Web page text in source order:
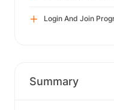
Login And Join
Summary